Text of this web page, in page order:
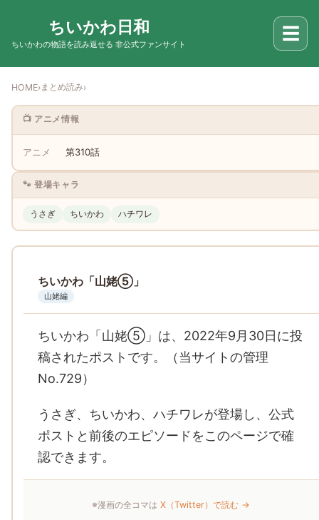
ちいかわ日和
ちいかわの物語を読み返せる 非公式ファンサイト ☰
HOME›まとめ読み›
ちいかわ「山姥⑤」
山姥編
ちいかわ「山姥⑤」は、2022年9月30日に投
稿されたポストです。（当サイトの管理
No.729）
うさぎ、ちいかわ、ハチワレが登場し、公式
ポストと前後のエピソードをこのページで確
認できます。
※漫画の全コマはX（Twitter）で読む →
📺 アニメ情報
アニメ 第310話
🐾 登場キャラ
うさぎ ちいかわ ハチワレ